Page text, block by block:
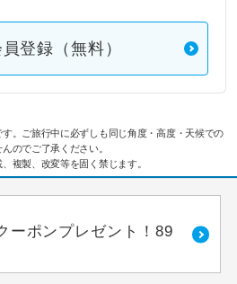
登録（無料）
。ご旅行中に必ずしも同じ角度・高度・天候での
のでご了承ください。
複製、改変等を固く禁じます。
ーポンプレゼント！89